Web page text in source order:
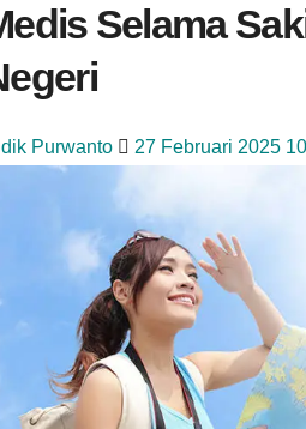
Selama
Purwanto 27 Februari 2025 10